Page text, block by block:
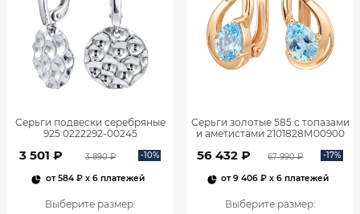
Серьги подвески серебряные
925 0222292-00245
3 501 ₽ 3 890 ₽ -10%
от584 ₽x 6 платежей
Выберите размер:
Серьги золотые 585 с топазами
и аметистами 2101828М00900
56 432 ₽ 67 990 ₽ -17%
от9 406 ₽ x 6 платежей
Выберите размер: